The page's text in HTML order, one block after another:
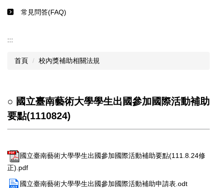
常見問答(FAQ)
:::
首頁 校內獎補助相關法規
○ 國立臺南藝術大學學生出國參加國際活動補助
要點(1110824)
國立臺南藝術大學學生出國參加國際活動補助要點(111.8.24修
正).pdf
國立臺南藝術大學學生出國參加國際活動補助申請表.odt